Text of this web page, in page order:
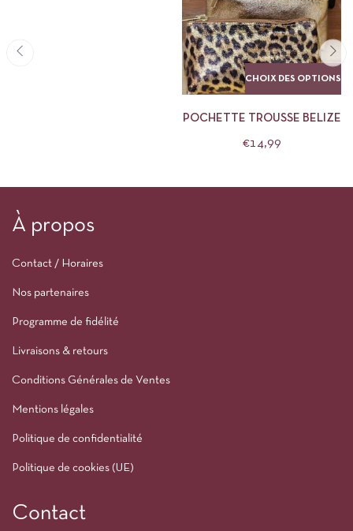
CHOIX DES OPTIONS
POCHETTE TROUSSE BELIZE
€14,99
À propos
Contact / Horaires
Nos partenaires
Programme de fidélité
Livraisons & retours
Conditions Générales de Ventes
Mentions légales
Politique de confidentialité
Politique de cookies (UE)
Contact